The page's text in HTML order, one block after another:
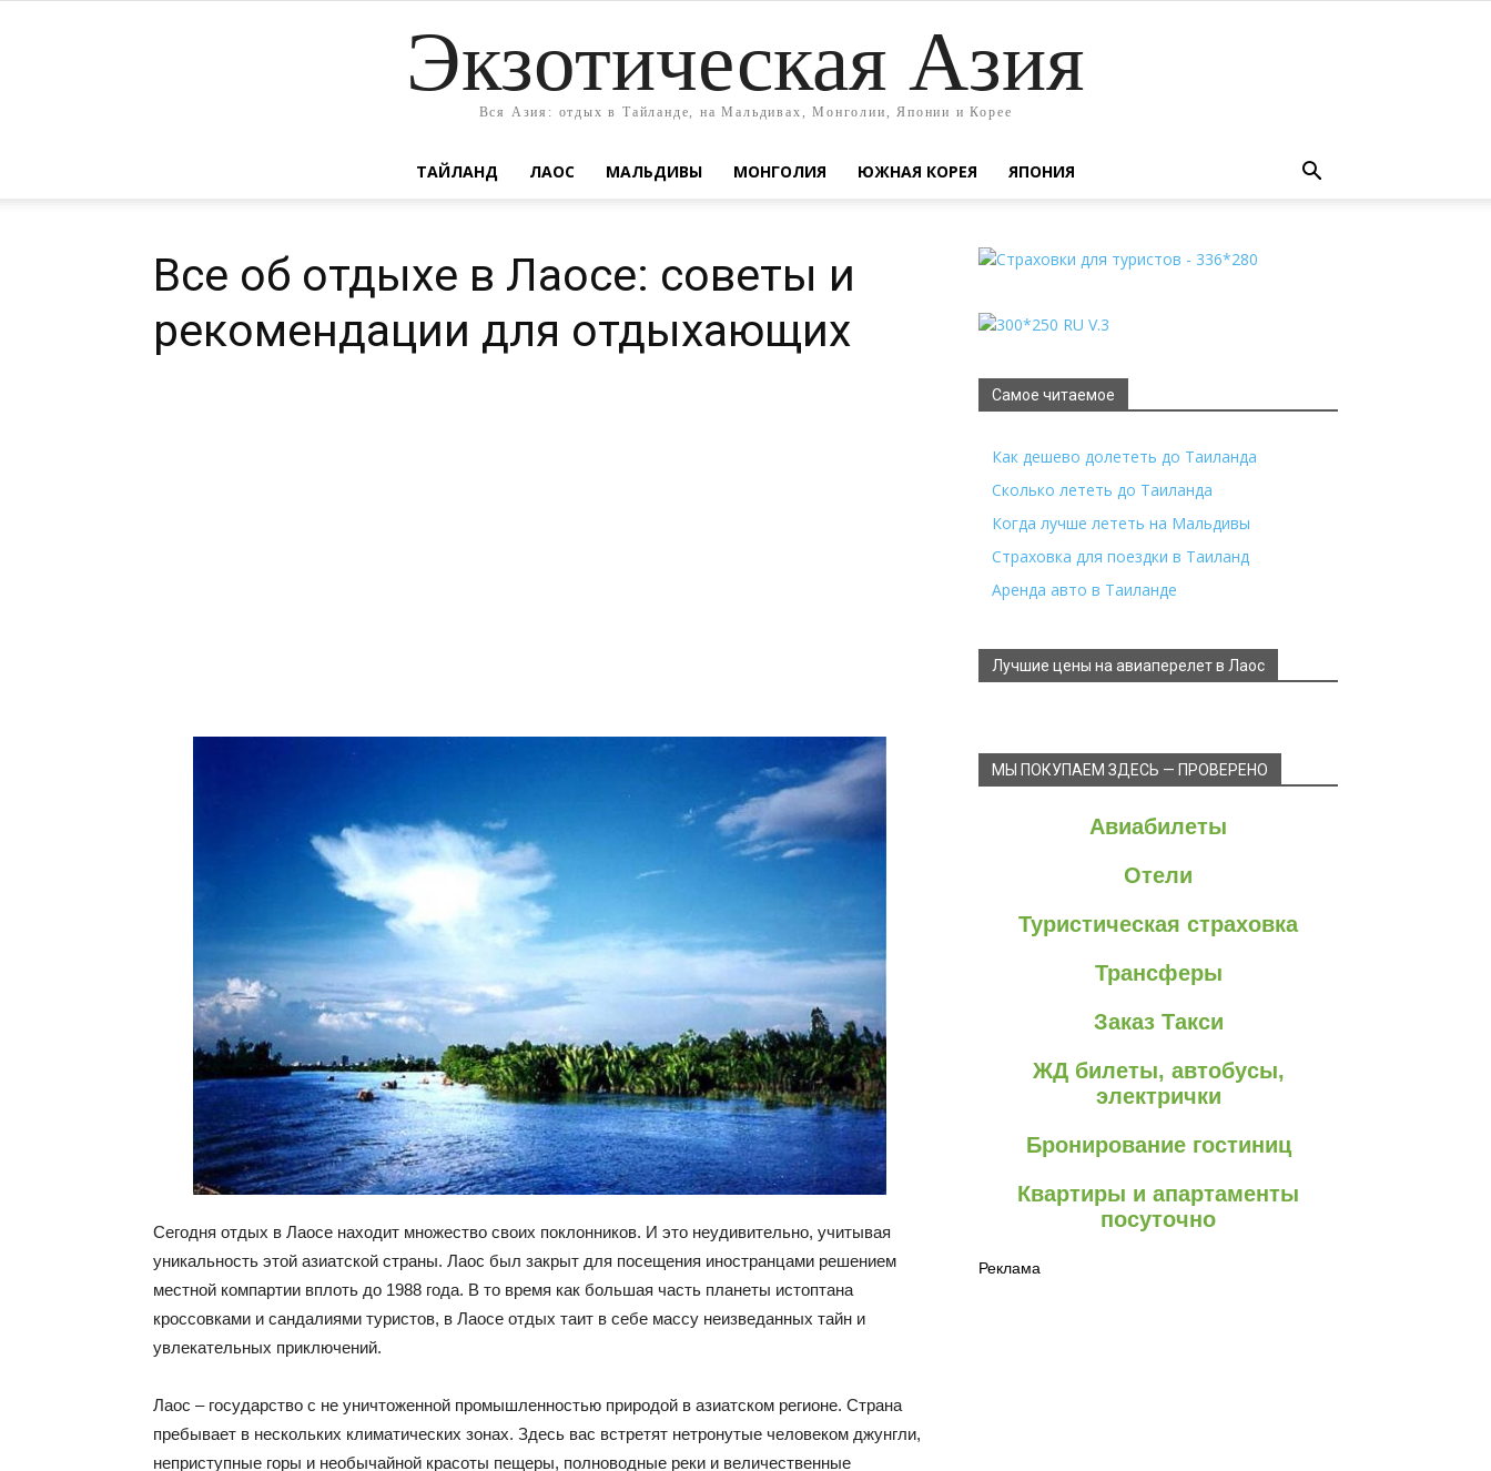
Экзотическая Азия
Вся Азия: отдых в Тайланде, на Мальдивах, Монголии, Японии и Корее
ТАЙЛАНД ЛАОС МАЛЬДИВЫ МОНГОЛИЯ ЮЖНАЯ КОРЕЯ ЯПОНИЯ
Все об отдыхе в Лаосе: советы и
рекомендации для отдыхающих
Сегодня отдых в Лаосе находит множество своих поклонников. И это неудивительно, учитывая
уникальность этой азиатской страны. Лаос был закрыт для посещения иностранцами решением
местной компартии вплоть до 1988 года. В то время как большая часть планеты истоптана
кроссовками и сандалиями туристов, в Лаосе отдых таит в себе массу неизведанных тайн и
увлекательных приключений.
Лаос – государство с не уничтоженной промышленностью природой в азиатском регионе. Страна
пребывает в нескольких климатических зонах. Здесь вас встретят нетронутые человеком джунгли,
неприступные горы и необычайной красоты пещеры, полноводные реки и величественные
Самое читаемое
Как дешево долететь до Таиланда
Сколько лететь до Таиланда
Когда лучше лететь на Мальдивы
Страховка для поездки в Таиланд
Аренда авто в Таиланде
Лучшие цены на авиаперелет в Лаос
МЫ ПОКУПАЕМ ЗДЕСЬ — ПРОВЕРЕНО
Авиабилеты
Отели
Туристическая страховка
Трансферы
Заказ Такси
ЖД билеты, автобусы,
электрички
Бронирование гостиниц
Квартиры и апартаменты
посуточно
Реклама